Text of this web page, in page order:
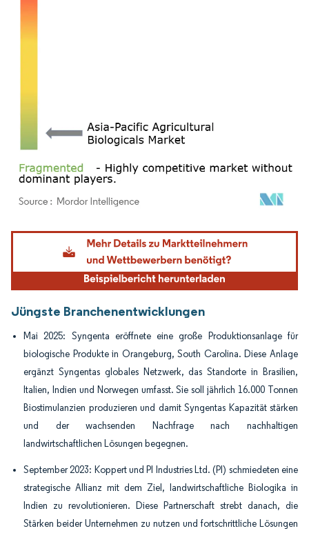
Bild © Mordor Intelligence. Wiederverwendung erfordert Namensnennung gemäß
Jüngste Branchenentwicklungen
Mai 2025: Syngenta eröffnete eine große Produktionsanlage für
biologische Produkte in Orangeburg, South Carolina. Diese Anlage
ergänzt Syngentas globales Netzwerk, das Standorte in Brasilien,
Italien, Indien und Norwegen umfasst. Sie soll jährlich 16.000 Tonnen
Biostimulanzien produzieren und damit Syngentas Kapazität stärken
und der wachsenden Nachfrage nach nachhaltigen
landwirtschaftlichen Lösungen begegnen.
September 2023: Koppert und PI Industries Ltd. (PI) schmiedeten eine
strategische Allianz mit dem Ziel, landwirtschaftliche Biologika in
Indien zu revolutionieren. Diese Partnerschaft strebt danach, die
Stärken beider Unternehmen zu nutzen und fortschrittliche Lösungen